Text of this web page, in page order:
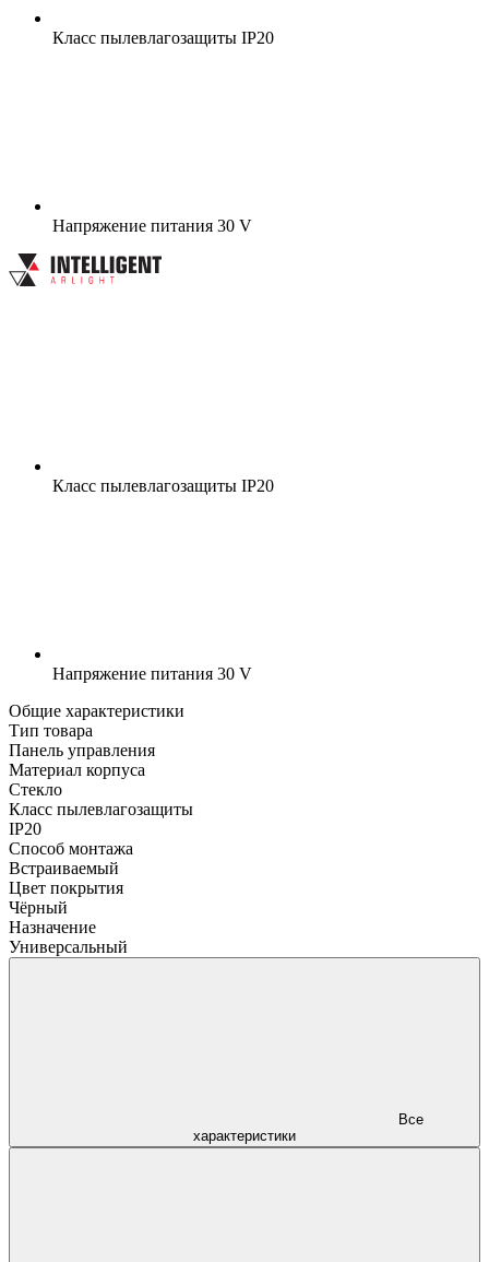
Класс пылевлагозащиты IP20
Напряжение питания 30 V
Класс пылевлагозащиты IP20
Напряжение питания 30 V
Общие характеристики
Тип товара
Панель управления
Материал корпуса
Стекло
Класс пылевлагозащиты
IP20
Способ монтажа
Встраиваемый
Цвет покрытия
Чёрный
Назначение
Универсальный
характеристики